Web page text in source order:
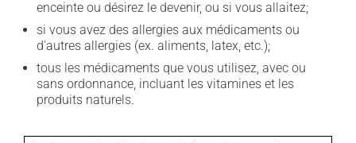
enceinte ou désirez le devenir, ou si vous allaitez;
si vous avez des allergies aux médicaments ou
d'autres allergies (ex. aliments, latex, etc.);
tous les médicaments que vous utilisez, avec ou
sans ordonnance, incluant les vitamines et les
produits naturels.